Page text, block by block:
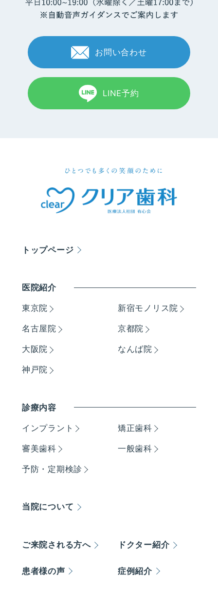
お問い合わせ
LINE予約
トップページ
医院紹介
東京院 新宿モノリス院
名古屋院 京都院
大阪院 なんば院
神戸院
診療内容
インプラント 矯正歯科
審美歯科 一般歯科
予防・定期検診
当院について
ご来院される方へ ドクター紹介
患者様の声 症例紹介